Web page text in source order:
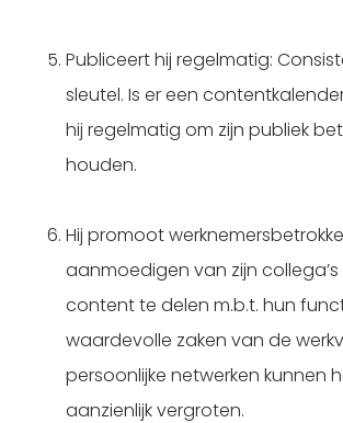
Publiceert hij regelmatig:
sleutel. Is er een
hij regelmatig om zijn publiek
houden.
Hij promoot
aanmoedigen van zijn
content te delen m.b.t. hun
waardevolle zaken van de
persoonlijke netwerken kunnen
aanzienlijk vergroten.